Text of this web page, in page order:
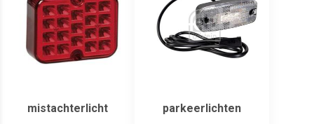
mistachterlicht parkeerlichten